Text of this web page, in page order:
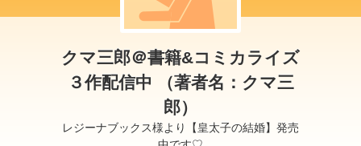
クマ三郎＠書籍&コミカライズ
３作配信中 （著者名：クマ三
郎）
レジーナブックス様より【皇太子の結婚】発売